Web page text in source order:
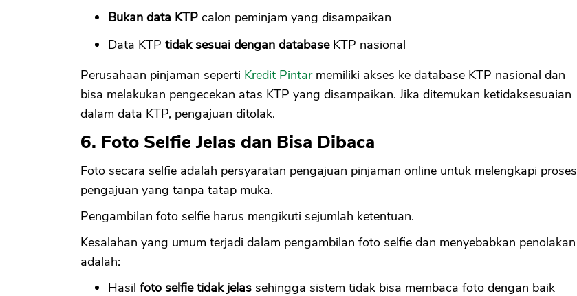
Bukan data KTP calon peminjam yang disampaikan
Data KTP tidak sesuai dengan databaseKTP nasional
Perusahaan pinjaman seperti Kredit Pintarmemiliki akses ke database KTP nasional dan
bisa melakukan pengecekan atas KTP yang disampaikan. Jika ditemukan ketidaksesuaian
dalam data KTP, pengajuan ditolak.
6. Foto Selfie Jelas dan Bisa Dibaca
Foto secara selfie adalah persyaratan pengajuan pinjaman online untuk melengkapi proses
pengajuan yang tanpa tatap muka.
Pengambilan foto selfie harus mengikuti sejumlah ketentuan.
Kesalahan yang umum terjadi dalam pengambilan foto selfie dan menyebabkan penolakan
adalah:
Hasil foto selfie tidak jelas sehingga sistem tidak bisa membaca foto dengan baik